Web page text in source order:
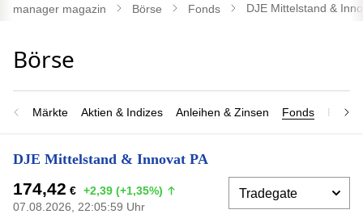
manager magazin Börse Fonds DJE Mittelstand &
Märkte Aktien & Indizes Anleihen & Zinsen Fonds
DJE Mittelstand & Innovat PA
174,42 € +2,39 (+1,35%)
07.08.2026, 22:05:59 Uhr